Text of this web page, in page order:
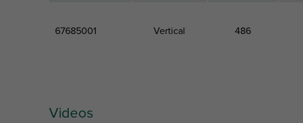
67685001 Vertical 486
Produktnummer
Videos